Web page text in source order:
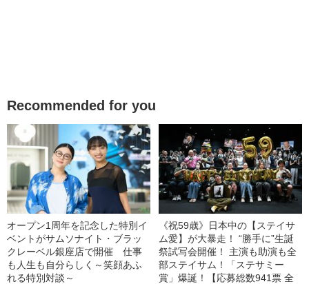
Recommended for you
オープン1周年を記念した特別イ
ベントがサムソナイト・ブラッ
クレーベル銀座店で開催 仕事
も人生も自分らしく～笑顔あふ
れる特別対談～
《祝59歳》日本中の【ステイサ
ム愛】が大暴走！ “勝手に”生誕
祭試写会開催！ 主演も助演も全
部ステイサム！「ステサミー
賞」爆誕！【応募総数941票 全